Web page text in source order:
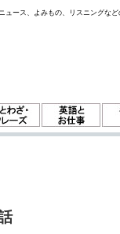
ース、よみもの、リスニングな